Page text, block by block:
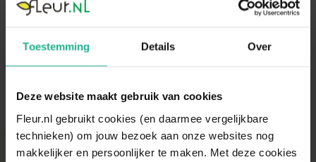
Toestemming Details Over
Deze website maakt gebruik van cookies
Fleur.nl gebruikt cookies (en daarmee vergelijkbare
technieken) om jouw bezoek aan onze websites nog
makkelijker en persoonlijker te maken. Met deze cookies
luxe uitstraling voor zowel binnen als buiten.
Met aandacht verpakt